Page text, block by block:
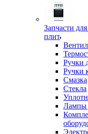
Запчасти
плит
Ручки
Ручки
Смазка
Стекла
Лампы